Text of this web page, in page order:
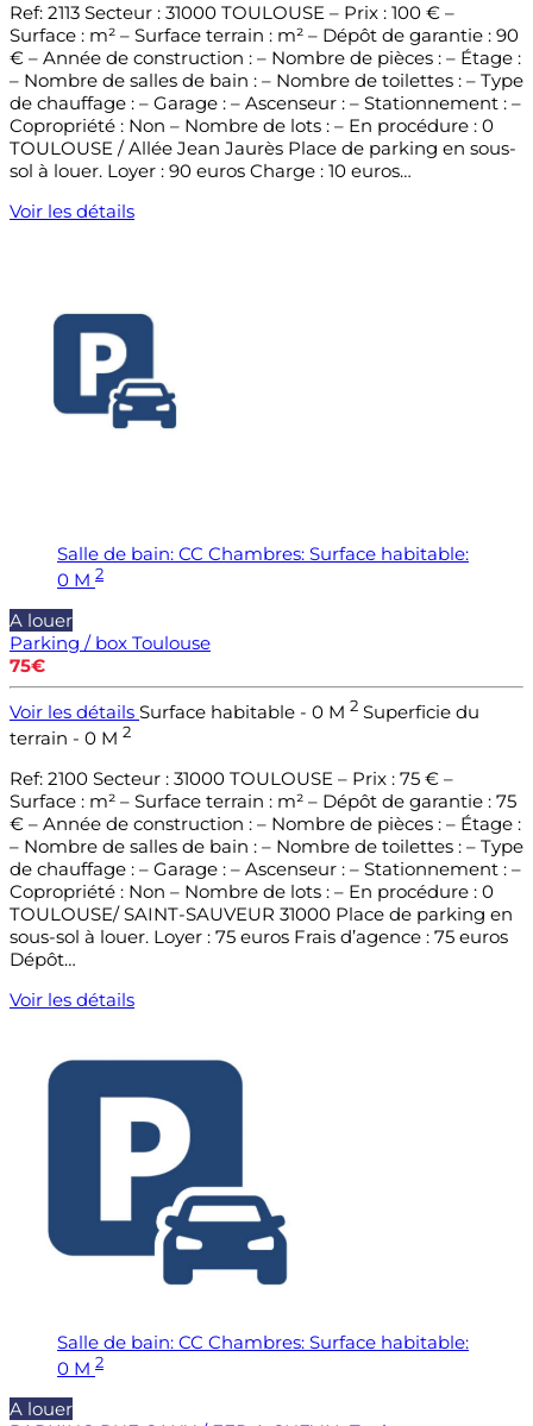
Ref: 2113 Secteur : 31000 TOULOUSE – Prix : 100 € –
Surface : m² – Surface terrain : m² – Dépôt de garantie : 90
€ – Année de construction : – Nombre de pièces : – Étage :
– Nombre de salles de bain : – Nombre de toilettes : – Type
de chauffage : – Garage : – Ascenseur : – Stationnement : –
Copropriété : Non – Nombre de lots : – En procédure : 0
TOULOUSE / Allée Jean Jaurès Place de parking en sous-
sol à louer. Loyer : 90 euros Charge : 10 euros…
Voir les détails
Salle de bain: CC Chambres: Surface habitable:
0 M 2
A louer
Parking / box Toulouse
75€
Voir les détails Surface habitable - 0 M 2 Superficie du
terrain - 0 M 2
Ref: 2100 Secteur : 31000 TOULOUSE – Prix : 75 € –
Surface : m² – Surface terrain : m² – Dépôt de garantie : 75
€ – Année de construction : – Nombre de pièces : – Étage :
– Nombre de salles de bain : – Nombre de toilettes : – Type
de chauffage : – Garage : – Ascenseur : – Stationnement : –
Copropriété : Non – Nombre de lots : – En procédure : 0
TOULOUSE/ SAINT-SAUVEUR 31000 Place de parking en
sous-sol à louer. Loyer : 75 euros Frais d’agence : 75 euros
Dépôt…
Voir les détails
Salle de bain: CC Chambres: Surface habitable:
0 M 2
A louer